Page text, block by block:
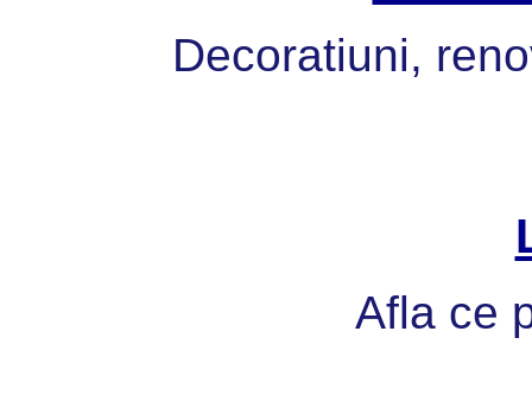
Decoratiuni,
Afla ce